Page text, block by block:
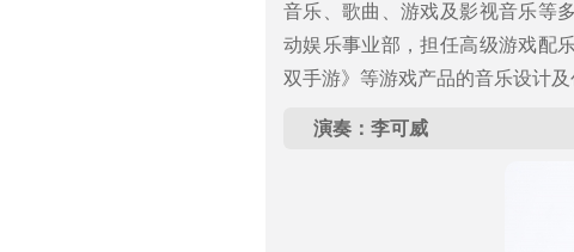
音乐、歌曲、游戏及影视音乐等
动娱乐事业部，担任高级游戏配
双手游》等游戏产品的音乐设计及
演奏：李可威